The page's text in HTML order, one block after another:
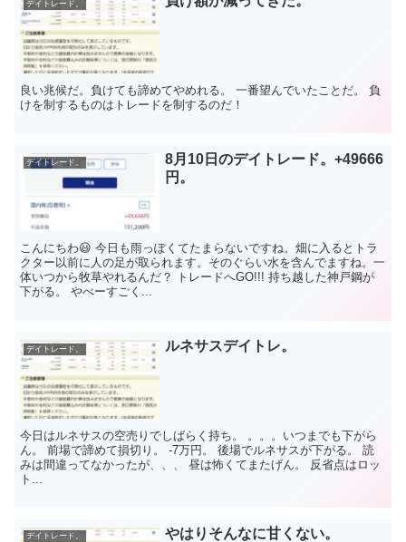
デイトレード。
良い兆候だ。負けても諦めてやめれる。 一番望んでいたことだ。 負
けを制するものはトレードを制するのだ！
デイトレード。
8月10日のデイトレード。+49666
円。
こんにちわ😃 今日も雨っぽくてたまらないですね。畑に入るとトラ
クター以前に人の足が取られます。そのぐらい水を含んでますね。一
体いつから牧草やれるんだ？ トレードへGO!!! 持ち越した神戸鋼が
下がる。 やべーすごく...
デイトレード。 ルネサスデイトレ。
今日はルネサスの空売りでしばらく持ち。 。。。いつまでも下がら
ん。 前場で諦めて損切り。 -7万円。 後場でルネサスが下がる。 読
みは間違ってなかったが、、、 昼は怖くてまたげん。 反省点はロッ
ト...
デイトレード。 やはりそんなに甘くない。